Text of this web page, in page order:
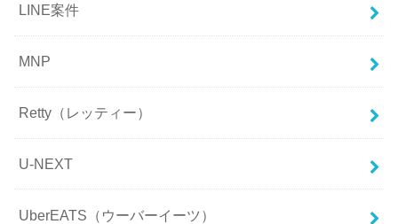
LINE案件
MNP
Retty（レッティー）
U-NEXT
UberEATS（ウーバーイーツ）